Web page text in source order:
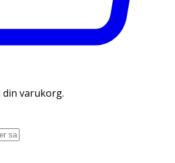
varukorg.